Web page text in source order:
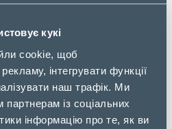
кукі
cookie, щоб
інтегрувати функції
наш трафік. Ми
із соціальних
інформацію про те, як ви
0.02 кг
12.5 см
7.5 см